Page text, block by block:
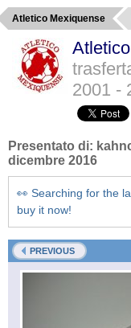
Atletico Mexiquense
2001 -
Presentato di:
dicembre 2016
👀 Searching for the
buy it now!
PREVIOUS